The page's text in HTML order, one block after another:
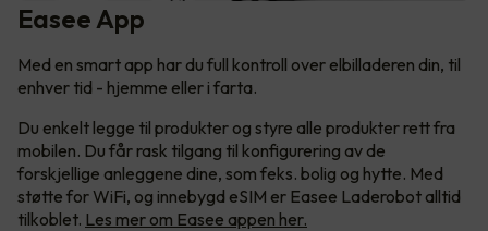
Easee App
Med en smart app har du full kontroll over elbilladeren din, til
enhver tid - hjemme eller i farta.
Du enkelt legge til produkter og styre alle produkter rett fra
mobilen. Du får rask tilgang til konfigurering av de
forskjellige anleggene dine, som feks. bolig og hytte. Med
støtte for WiFi, og innebygd eSIM er Easee Laderobot alltid
tilkoblet. Les mer om Easee appen her.